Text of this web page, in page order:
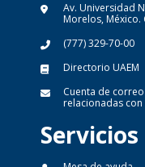
Av. Universidad
Morelos, México.
(777) 329-70-00
Directorio UAEM
Cuenta de
relacionadas con
Servicios